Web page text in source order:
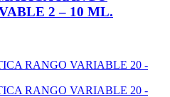
2 – 10 ML.